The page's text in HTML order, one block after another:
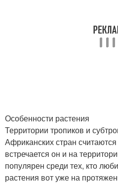
Особенности растения
Территории тропиков и
Африканских стран
встречается он и на
популярен среди тех, кто
растения вот уже на